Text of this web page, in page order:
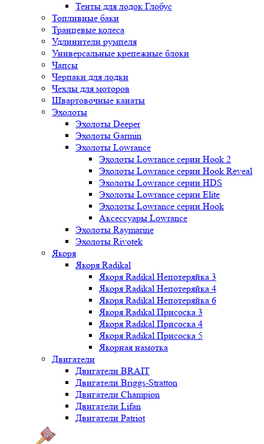
Тенты для лодок Глобус
Топливные баки
Транцевые колеса
Удлинители румпеля
Универсальные крепежные блоки
Чапсы
Черпаки для лодки
Чехлы для моторов
Швартовочные канаты
Эхолоты
Эхолоты Deeper
Эхолоты Garmin
Эхолоты Lowrance
Эхолоты Lowrance серии Hook 2
Эхолоты Lowrance серии Hook Reveal
Эхолоты Lowrance серии HDS
Эхолоты Lowrance серии Elite
Эхолоты Lowrance серии Hook
Аксессуары Lowrance
Эхолоты Raymarine
Эхолоты Rivotek
Якоря
Якоря Radikal
Якоря Radikal Непотеряйка 3
Якоря Radikal Непотеряйка 4
Якоря Radikal Непотеряйка 6
Якоря Radikal Присоска 3
Якоря Radikal Присоска 4
Якоря Radikal Присоска 5
Якорная намотка
Двигатели
Двигатели BRAIT
Двигатели Briggs-Stratton
Двигатели Champion
Двигатели Lifan
Двигатели Patriot